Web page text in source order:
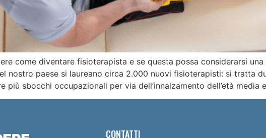
come diventare fisioterapista e se questa possa considerarsi
nostro paese si laureano circa 2.000 nuovi fisioterapisti: si tratta
più sbocchi occupazionali per via dell’innalzamento dell’età media
CONTATTI